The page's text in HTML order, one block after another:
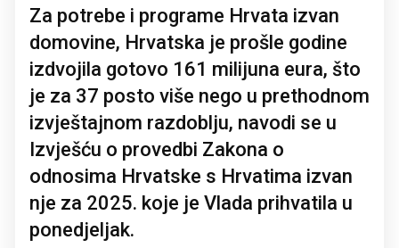
Za potrebe i programe Hrvata izvan
domovine, Hrvatska je prošle godine
izdvojila gotovo 161 milijuna eura, što
je za 37 posto više nego u prethodnom
izvještajnom razdoblju, navodi se u
Izvješću o provedbi Zakona o
odnosima Hrvatske s Hrvatima izvan
nje za 2025. koje je Vlada prihvatila u
ponedjeljak.